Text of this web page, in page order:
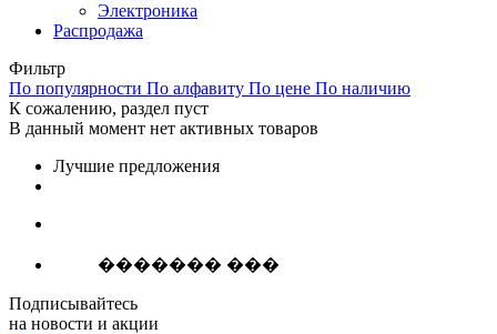
Электроника
Распродажа
Фильтр
По популярности По алфавиту По цене По наличию
К сожалению, раздел пуст
В данный момент нет активных товаров
Лучшие предложения
������� ���
Подписывайтесь
на новости и акции